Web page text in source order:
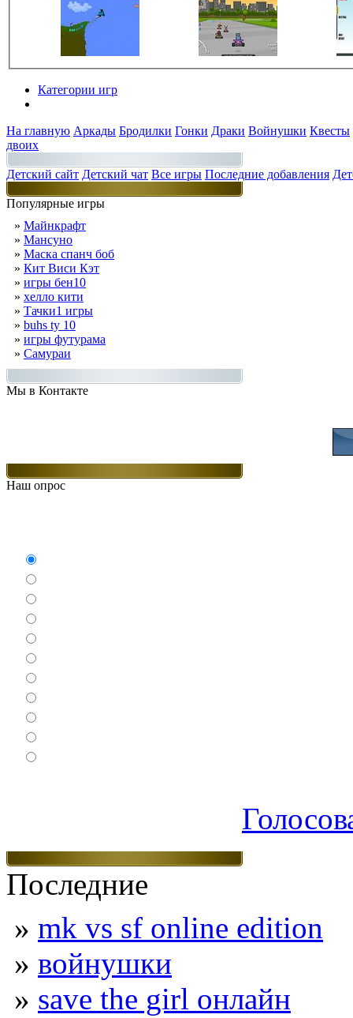
Категории игр
На главную Аркады Бродилки Гонки Драки Войнушки Квесты
двоих
Детский сайт Детский чат Все игры Последние добавления
Популярные игры
» Майнкрафт
» Мансуно
» Маска спанч боб
» Кит Виси Кэт
» игры бен10
» хелло кити
» Тачки1 игры
» buhs ty 10
» игры футурама
» Самураи
Мы в Контакте
Наш опрос
Последние
» mk vs sf online edition
» войнушки
» save the girl онлайн